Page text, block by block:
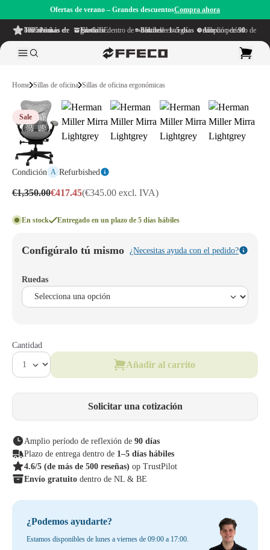
Ofertas de verano – Grandes descuentosCompra ahora
4.6/5
de más de 500 reseñas
en TrustPilot Envío gratuito
dentro de NL & BE Plazo de entrega dentro de
1–5 días hábiles Amplio período de reflexión de
90 días
Home Sillas de oficina Sillas de oficina ergonómicas
Sale
Condición A Refurbished
€1,350.00€417.45(€345.00 excl. IVA)
En stock Entregado en un plazo de 5 días hábiles
Configúralo tú mismo ¿Necesitas ayuda con el pedido?
Ruedas
Cantidad
Añadir al carrito
Solicitar una cotización
Amplio período de reflexión de 90 días
Plazo de entrega dentro de 1–5 días hábiles
4.6/5 (de más de 500 reseñas) op TrustPilot
Envío gratuito dentro de NL & BE
¿Podemos ayudarte?
Estamos disponibles de lunes a viernes de 09:00 a 17:00.